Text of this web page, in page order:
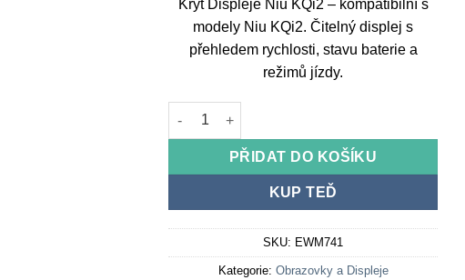
Kryt Displeje Niu KQi2 – kompatibilní s
modely Niu KQi2. Čitelný displej s
přehledem rychlosti, stavu baterie a
režimů jízdy.
Display Cover Niu KQi2 množství
PŘIDAT DO KOŠÍKU
KUP TEĎ
SKU: EWM741
Kategorie: Obrazovky a Displeje